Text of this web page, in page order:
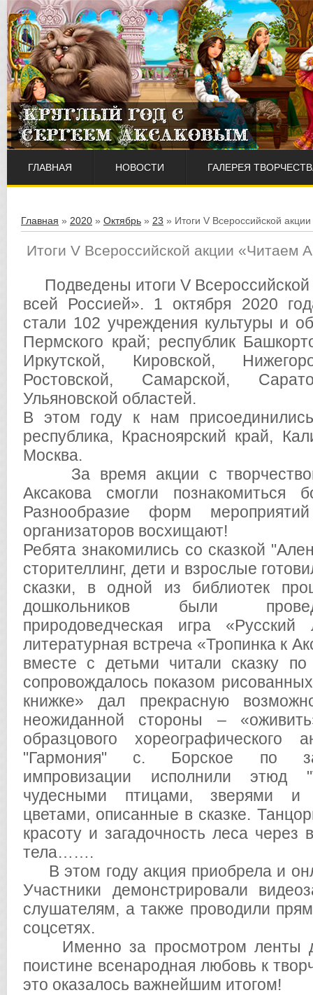
ГЛАВНАЯ НОВОСТИ ГАЛЕРЕЯ
Главная » 2020 » Октябрь » 23 » Итоги V Всероссийской
Итоги V Всероссийской акции «Читаем
Подведены итоги V Всероссийской
всей Россией». 1 октября 2020
стали 102 учреждения культуры и
Пермского край; республик
Иркутской, Кировской,
Ростовской, Самарской,
Ульяновской областей.
В этом году к нам
республика, Красноярский край,
Москва.
За время акции с
Аксакова смогли познакомиться
Разнообразие форм
организаторов восхищают!
Ребята знакомились со сказкой
сторителлинг, дети и взрослые
сказки, в одной из библиотек
дошкольников были
природоведческая игра
литературная встреча «Тропинка к
вместе с детьми читали сказку
сопровождалось показом
книжке» дал прекрасную
неожиданной стороны –
образцового
"Гармония" с. Борское по
импровизации исполнили этюд
чудесными птицами, зверями и
цветами, описанные в сказке.
красоту и загадочность леса через
тела…….
В этом году акция приобрела и
Участники демонстрировали
слушателям, а также проводили
соцсетях.
Именно за просмотром ленты
поистине всенародная любовь к
это оказалось важнейшим итогом!